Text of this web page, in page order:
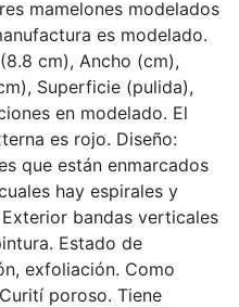
mamelones modelados
es modelado.
cm), Ancho (cm),
Superficie (pulida),
en modelado. El
es rojo. Diseño:
que están enmarcados
hay espirales y
bandas verticales
Estado de
exfoliación. Como
poroso. Tiene